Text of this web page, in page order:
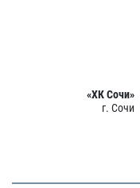
«ХК Сочи»
г. Сочи